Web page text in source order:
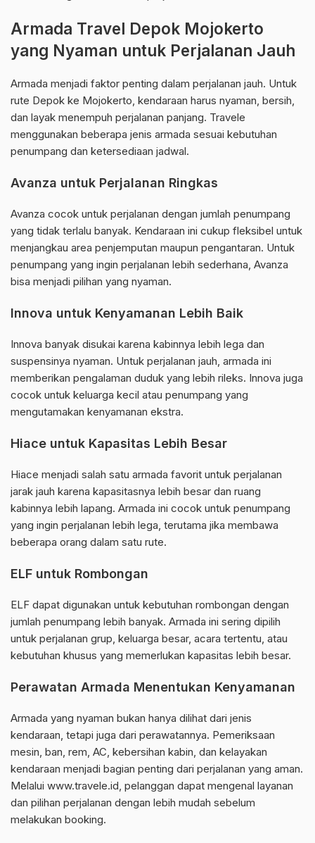
Armada Travel Depok Mojokerto
yang Nyaman untuk Perjalanan Jauh
Armada menjadi faktor penting dalam perjalanan jauh. Untuk
rute Depok ke Mojokerto, kendaraan harus nyaman, bersih,
dan layak menempuh perjalanan panjang. Travele
menggunakan beberapa jenis armada sesuai kebutuhan
penumpang dan ketersediaan jadwal.
Avanza untuk Perjalanan Ringkas
Avanza cocok untuk perjalanan dengan jumlah penumpang
yang tidak terlalu banyak. Kendaraan ini cukup fleksibel untuk
menjangkau area penjemputan maupun pengantaran. Untuk
penumpang yang ingin perjalanan lebih sederhana, Avanza
bisa menjadi pilihan yang nyaman.
Innova untuk Kenyamanan Lebih Baik
Innova banyak disukai karena kabinnya lebih lega dan
suspensinya nyaman. Untuk perjalanan jauh, armada ini
memberikan pengalaman duduk yang lebih rileks. Innova juga
cocok untuk keluarga kecil atau penumpang yang
mengutamakan kenyamanan ekstra.
Hiace untuk Kapasitas Lebih Besar
Hiace menjadi salah satu armada favorit untuk perjalanan
jarak jauh karena kapasitasnya lebih besar dan ruang
kabinnya lebih lapang. Armada ini cocok untuk penumpang
yang ingin perjalanan lebih lega, terutama jika membawa
beberapa orang dalam satu rute.
ELF untuk Rombongan
ELF dapat digunakan untuk kebutuhan rombongan dengan
jumlah penumpang lebih banyak. Armada ini sering dipilih
untuk perjalanan grup, keluarga besar, acara tertentu, atau
kebutuhan khusus yang memerlukan kapasitas lebih besar.
Perawatan Armada Menentukan Kenyamanan
Armada yang nyaman bukan hanya dilihat dari jenis
kendaraan, tetapi juga dari perawatannya. Pemeriksaan
mesin, ban, rem, AC, kebersihan kabin, dan kelayakan
kendaraan menjadi bagian penting dari perjalanan yang aman.
Melalui www.travele.id, pelanggan dapat mengenal layanan
dan pilihan perjalanan dengan lebih mudah sebelum
melakukan booking.